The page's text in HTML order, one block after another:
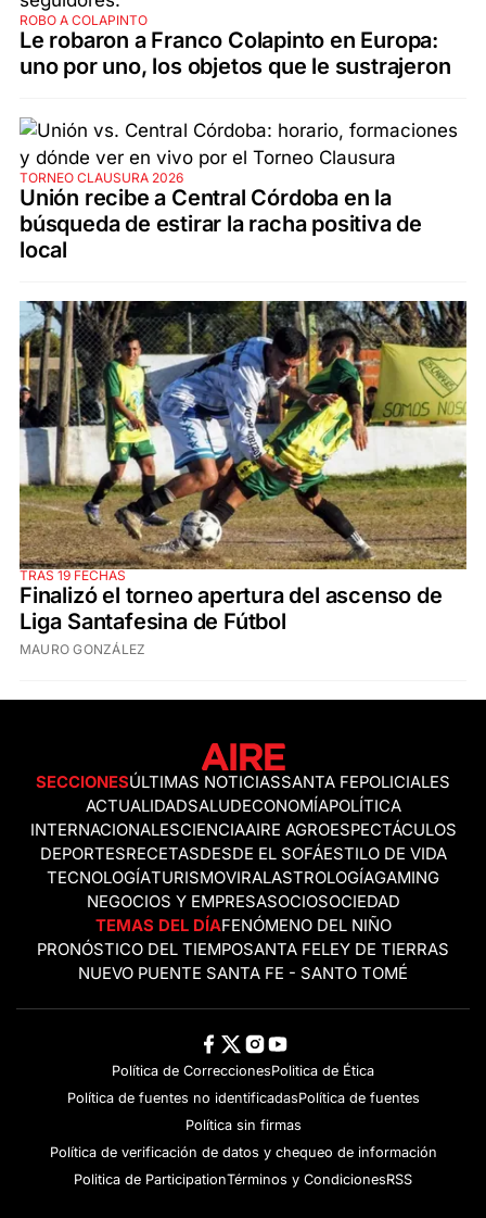
ROBO A COLAPINTO
Le robaron a Franco Colapinto en Europa:
uno por uno, los objetos que le sustrajeron
TORNEO CLAUSURA 2026
Unión recibe a Central Córdoba en la
búsqueda de estirar la racha positiva de
local
TRAS 19 FECHAS
Finalizó el torneo apertura del ascenso de
Liga Santafesina de Fútbol
MAURO GONZÁLEZ
SECCIONESÚLTIMAS NOTICIASSANTA FEPOLICIALES
ACTUALIDADSALUDECONOMÍAPOLÍTICA
INTERNACIONALESCIENCIAAIRE AGROESPECTÁCULOS
DEPORTESRECETASDESDE EL SOFÁESTILO DE VIDA
TECNOLOGÍATURISMOVIRALASTROLOGÍAGAMING
NEGOCIOS Y EMPRESASOCIOSOCIEDAD
TEMAS DEL DÍAFENÓMENO DEL NIÑO
PRONÓSTICO DEL TIEMPOSANTA FELEY DE TIERRAS
NUEVO PUENTE SANTA FE - SANTO TOMÉ
Política de CorreccionesPolitica de Ética
Política de fuentes no identificadasPolítica de fuentes
Política sin firmas
Política de verificación de datos y chequeo de información
Politica de ParticipationTérminos y CondicionesRSS